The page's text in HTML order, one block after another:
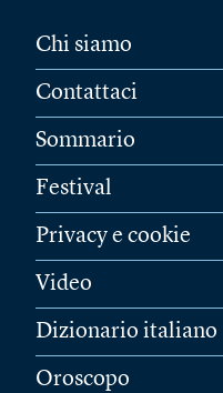
Chi siamo
Contattaci
Sommario
Festival
Privacy e cookie
Video
Dizionario italiano
Oroscopo